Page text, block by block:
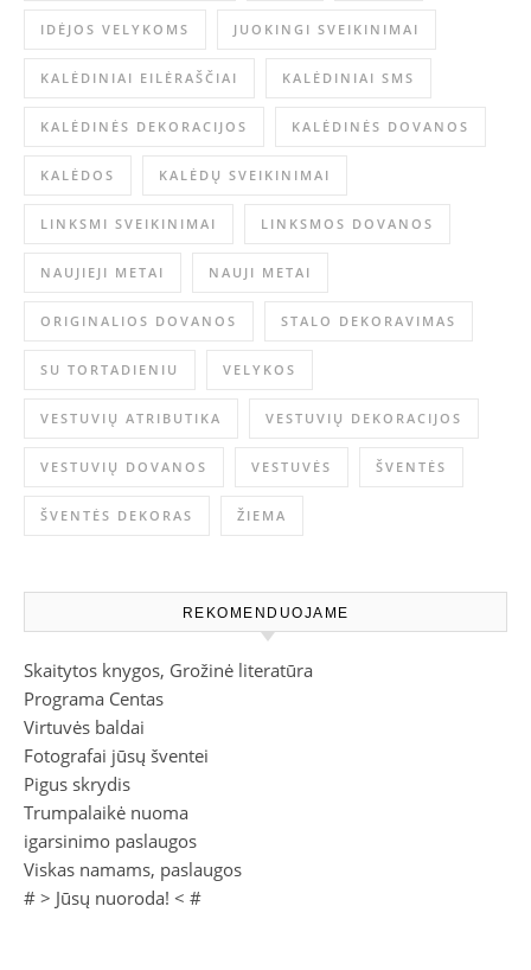
IDĖJOS VELYKOMS JUOKINGI SVEIKINIMAI
KALĖDINIAI EILĖRAŠČIAI KALĖDINIAI SMS
KALĖDINĖS DEKORACIJOS KALĖDINĖS DOVANOS
KALĖDOS KALĖDŲ SVEIKINIMAI
LINKSMI SVEIKINIMAI LINKSMOS DOVANOS
NAUJIEJI METAI NAUJI METAI
ORIGINALIOS DOVANOS STALO DEKORAVIMAS
SU TORTADIENIU VELYKOS
VESTUVIŲ ATRIBUTIKA VESTUVIŲ DEKORACIJOS
VESTUVIŲ DOVANOS VESTUVĖS ŠVENTĖS
ŠVENTĖS DEKORAS ŽIEMA
REKOMENDUOJAME
Skaitytos knygos, Grožinė literatūra
Programa Centas
Virtuvės baldai
Fotografai jūsų šventei
Pigus skrydis
Trumpalaikė nuoma
igarsinimo paslaugos
Viskas namams, paslaugos
# > Jūsų nuoroda! < #